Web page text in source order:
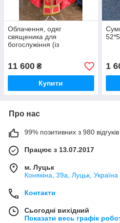
Облачення, одяг
священика для
богослужіння (із
11 600 ₴
Купити
1
Про нас
99% позитивних з 980 відгуків
Працює з 13.07.2017
м. Луцьк
Конякіна, 39а, Луцьк, Україна
Контакти
Сьогодні вихідний
Показати весь графік